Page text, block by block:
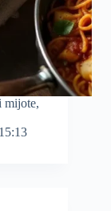
mijote,